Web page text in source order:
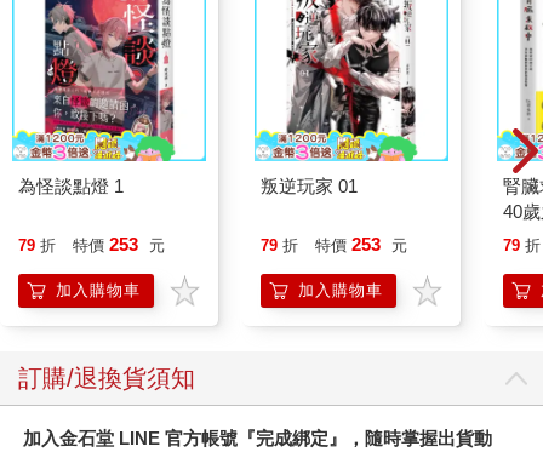
為怪談點燈 1
79 折 特價 253 元
加入購物車
叛逆玩家 01
79 折 特價 253 元
加入購物車
腎
40
就
79 折
訂購/退換貨須知
加入金石堂 LINE 官方帳號『完成綁定』，隨時掌握出貨動